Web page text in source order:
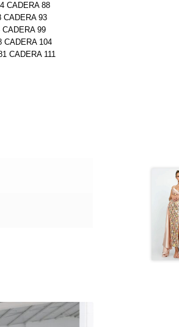
CADERA 88
CADERA 93
CADERA 99
CADERA 104
CADERA 111